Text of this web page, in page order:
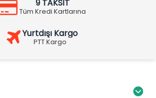
9 TAKSİT
Tüm Kredi Kartlarına
Yurtdışı Kargo
PTT Kargo